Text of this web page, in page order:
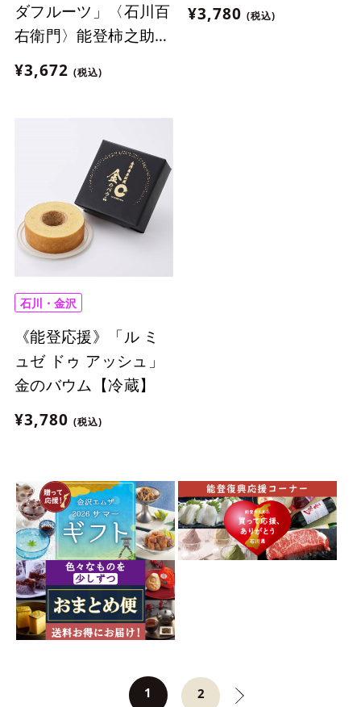
ダフルーツ」〈石川百
右衛門〉能登柿之助
バターの乱(3個入)
【冷凍】※北海道・沖
¥3,672 (税込)
¥3,780 (税込)
石川・金沢
《能登応援》「ル ミ
ュゼ ドゥ アッシュ」
金のバウム【冷蔵】
¥3,780 (税込)
1 2